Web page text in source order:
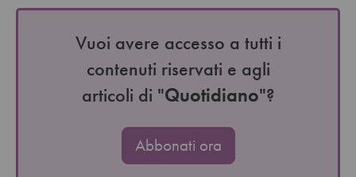
Vuoi avere accesso a tutti i
contenuti riservati e agli
articoli di "Quotidiano"?
Abbonati ora